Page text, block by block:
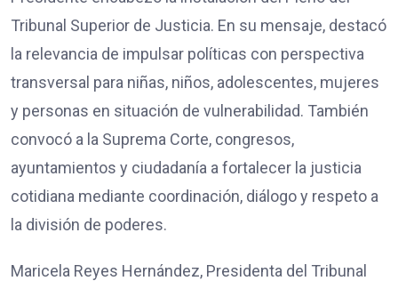
Tribunal Superior de Justicia. En su mensaje, destacó
la relevancia de impulsar políticas con perspectiva
transversal para niñas, niños, adolescentes, mujeres
y personas en situación de vulnerabilidad. También
convocó a la Suprema Corte, congresos,
ayuntamientos y ciudadanía a fortalecer la justicia
cotidiana mediante coordinación, diálogo y respeto a
la división de poderes.
Maricela Reyes Hernández, Presidenta del Tribunal